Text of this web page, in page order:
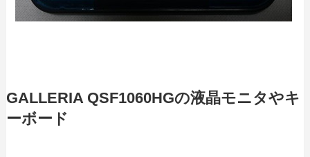
GALLERIA QSF1060HGの液晶モニタやキ
ーボード